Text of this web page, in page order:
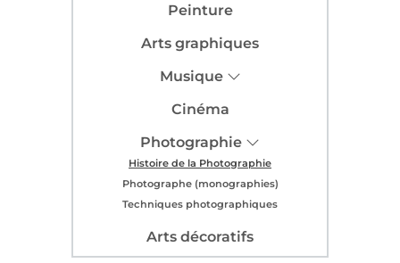
Peinture
Arts graphiques
Musique
Cinéma
Photographie
Histoire de la Photographie
Photographe (monographies)
Techniques photographiques
Arts décoratifs